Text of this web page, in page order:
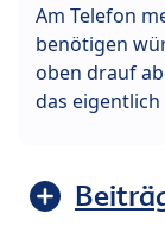
Am Telefon
benötigen
oben drauf
das eigentlich